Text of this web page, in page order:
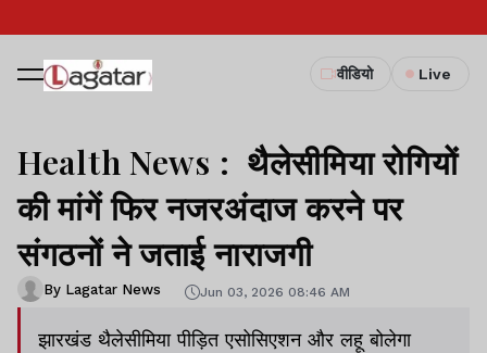
वीडियो Live
Health News : थैलेसीमिया रोगियों
की मांगें फिर नजरअंदाज करने पर
संगठनों ने जताई नाराजगी
By Lagatar News Jun 03, 2026 08:46 AM
झारखंड थैलेसीमिया पीड़ित एसोसिएशन और लहू बोलेगा